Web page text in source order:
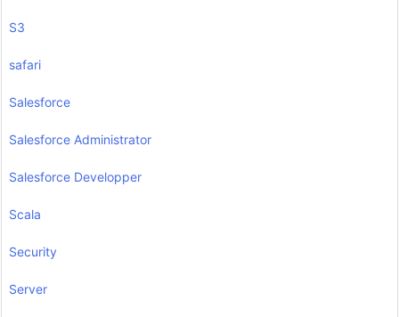
S3
safari
Salesforce
Salesforce Administrator
Salesforce Developper
Scala
Security
Server